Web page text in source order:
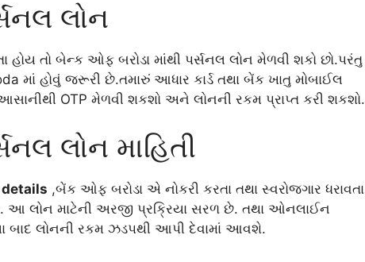
લોન
હોય તો બેન્ક ઓફ બરોડા માંથી પર્સનલ લોન મેળવી શકો છો.પરંતુ
માં હોવું જરૂરી છે.તમારું આધાર કાર્ડ તથા બેંક ખાતુ મોબાઈલ
OTP મેળવી શકશો અને લોનની રકમ પ્રાપ્ત કરી શકશો.
લોન માહિતી
details ,બેંક ઓફ બરોડા એ નોકરી કરતા તથા સ્વરોજગાર ધરાવતા
લોન માટેની અરજી પ્રક્રિયા સરળ છે. તથા ઓનલાઈન
લોનની રકમ ઝડપથી આપી દેવામાં આવશે.